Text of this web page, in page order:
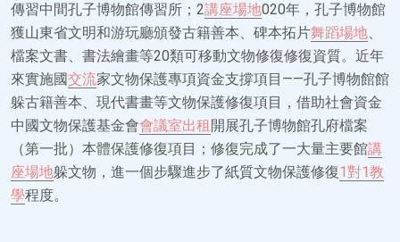
傳習中間孔子博物館傳習所；2講座場地020年，孔子博物館
獲山東省文明和游玩廳頒發古籍善本、碑本拓片舞蹈場地、
檔案文書、書法繪畫等20類可移動文物修復修復資質。近年
來實施國交流家文物保護專項資金支撐項目——孔子博物館館
躲古籍善本、現代書畫等文物保護修復項目，借助社會資金
中國文物保護基金會會議室出租開展孔子博物館孔府檔案
（第一批）本體保護修復項目；修復完成了一大量主要館講
座場地躲文物，進一個步驟進步了紙質文物保護修復1對1教
學程度。